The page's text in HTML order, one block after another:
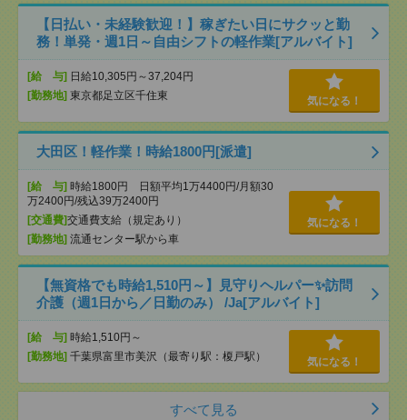
【日払い・未経験歓迎！】稼ぎたい日にサクッと勤
務！単発・週1日～自由シフトの軽作業[アルバイト]
[給 与] 日給10,305円～37,204円
[勤務地] 東京都足立区千住東 気になる！
大田区！軽作業！時給1800円[派遣]
[給 与] 時給1800円 日額平均1万4400円/月額30
万2400円/残込39万2400円
[交通費]交通費支給（規定あり）
[勤務地] 流通センター駅から車
気になる！
【無資格でも時給1,510円～】見守りヘルパー✨訪問
介護（週1日から／日勤のみ） /Ja[アルバイト]
[給 与] 時給1,510円～
[勤務地] 千葉県富里市美沢（最寄り駅：榎戸駅） 気になる！
すべて見る